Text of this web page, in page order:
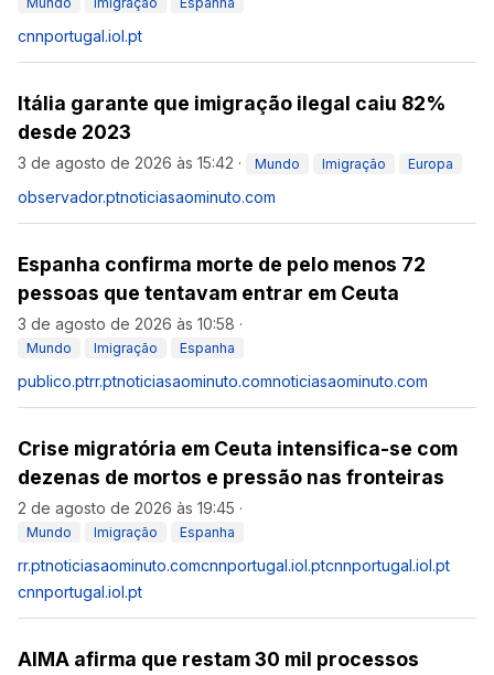
cnnportugal.iol.pt
Itália garante que imigração ilegal caiu 82%
desde 2023
3 de agosto de 2026 às 15:42 · Mundo Imigração Europa
observador.ptnoticiasaominuto.com
Espanha confirma morte de pelo menos 72
pessoas que tentavam entrar em Ceuta
3 de agosto de 2026 às 10:58 ·
Mundo Imigração Espanha
publico.ptrr.ptnoticiasaominuto.comnoticiasaominuto.com
Crise migratória em Ceuta intensifica-se com
dezenas de mortos e pressão nas fronteiras
2 de agosto de 2026 às 19:45 ·
Mundo Imigração Espanha
rr.ptnoticiasaominuto.comcnnportugal.iol.ptcnnportugal.iol.pt
cnnportugal.iol.pt
AIMA afirma que restam 30 mil processos